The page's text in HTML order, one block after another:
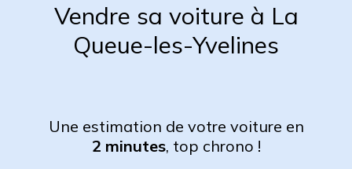
Vendre sa voiture à La
Queue-les-Yvelines
Une estimation de votre voiture en
2 minutes, top chrono !